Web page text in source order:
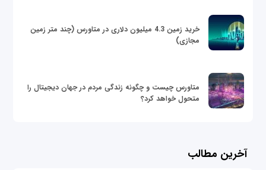
خرید زمین 4.3 میلیون دلاری در متاورس (چند متر زمین
مجازی)
متاورس چیست و چگونه زندگی مردم در جهان دیجیتال را
متحول خواهد کرد؟
آخرین مطالب